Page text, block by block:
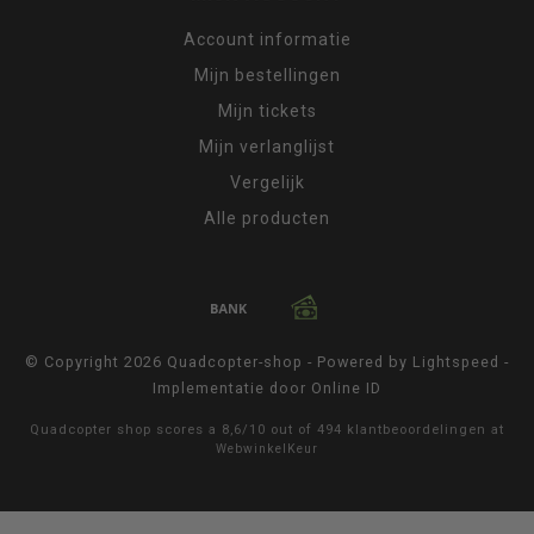
Account informatie
Mijn bestellingen
Mijn tickets
Mijn verlanglijst
Vergelijk
Alle producten
© Copyright 2026 Quadcopter-shop - Powered by Lightspeed -
Implementatie door Online ID
Quadcopter shop scores a 8,6/ 10 out of 494 klantbeoordelingen at
WebwinkelKeur